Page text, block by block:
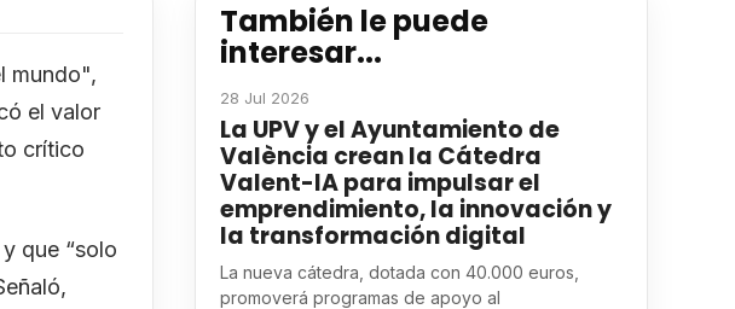
mundo",
el valor
crítico
que “solo
También le puede
interesar...
28 Jul 2026
La UPV y el Ayuntamiento de
València crean la Cátedra
Valent-IA para impulsar el
emprendimiento, la innovación y
la transformación digital
La nueva cátedra, dotada con 40.000 euros,
promoverá programas de apoyo al